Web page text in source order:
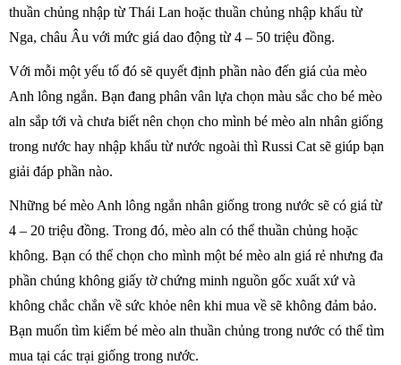
thuần chủng nhập từ Thái Lan hoặc thuần chủng nhập khẩu từ
Nga, châu Âu với mức giá dao động từ 4 – 50 triệu đồng.
Với mỗi một yếu tố đó sẽ quyết định phần nào đến giá của mèo
Anh lông ngắn. Bạn đang phân vân lựa chọn màu sắc cho bé mèo
aln sắp tới và chưa biết nên chọn cho mình bé mèo aln nhân giống
trong nước hay nhập khẩu từ nước ngoài thì Russi Cat sẽ giúp bạn
giải đáp phần nào.
Những bé mèo Anh lông ngắn nhân giống trong nước sẽ có giá từ
4 – 20 triệu đồng. Trong đó, mèo aln có thể thuần chủng hoặc
không. Bạn có thể chọn cho mình một bé mèo aln giá rẻ nhưng đa
phần chúng không giấy tờ chứng minh nguồn gốc xuất xứ và
không chắc chắn về sức khỏe nên khi mua về sẽ không đảm bảo.
Bạn muốn tìm kiếm bé mèo aln thuần chủng trong nước có thể tìm
mua tại các trại giống trong nước.